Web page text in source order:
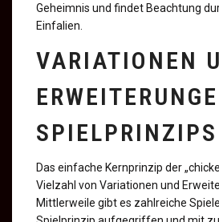
Geheimnis und findet Beachtung
Einfalien.
VARIATIONEN
SPIELPRINZIPS
Das einfache Kernprinzip der
Vielzahl von Variationen und
Mittlerweile gibt es zahlreiche